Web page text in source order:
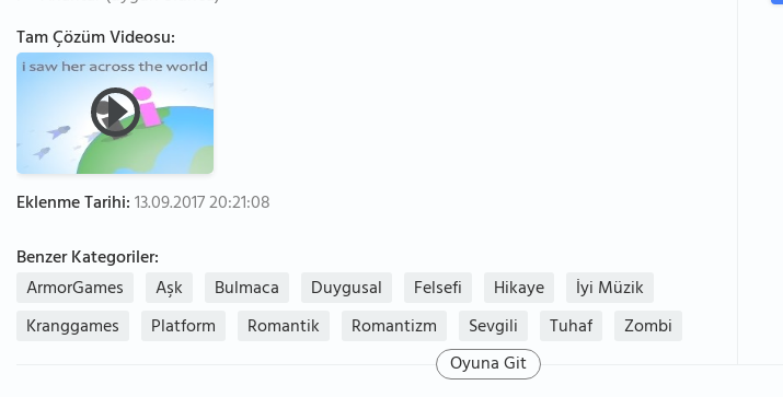
Tam Çözüm Videosu:
Eklenme Tarihi:13.09.2017 20:21:08
Benzer Kategoriler:
ArmorGames
Aşk Bulmaca Duygusal Felsefi Hikaye
İyi Müzik
Kranggames
Platform Romantik Romantizm Sevgili Tuhaf Zombi
Oyuna Git